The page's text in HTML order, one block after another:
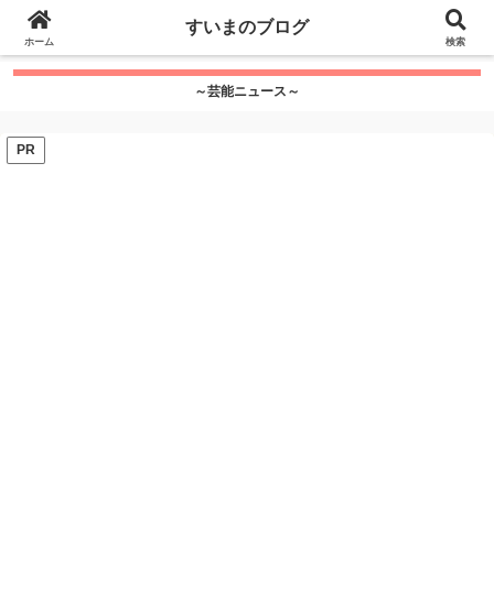
google.com, pub-7115624674097404, DIRECT,
f08c47fec0942fa0
～芸能ニュース～
PR
ホーム
すいまのブログ
検索